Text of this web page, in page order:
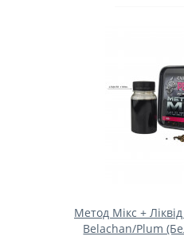
Метод Мікс +
Belachan/Plum